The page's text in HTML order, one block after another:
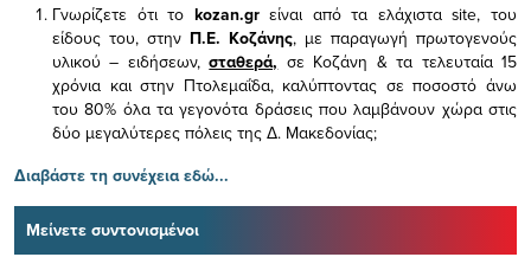
Γνωρίζετε ότι το kozan.gr είναι από τα ελάχισταsite, του
είδους του, στην Π.Ε. Κοζάνης, με παραγωγή πρωτογενούς
υλικού – ειδήσεων,σταθερά, σε Κοζάνη & τα τελευταία 15
χρόνια και στην Πτολεμαΐδα, καλύπτοντας σε ποσοστό άνω
του 80% όλα τα γεγονότα δράσεις που λαμβάνουν χώρα στις
δύο μεγαλύτερες πόλεις της Δ. Μακεδονίας;
Διαβάστε τη συνέχεια εδώ...
Μείνετε συντονισμένοι